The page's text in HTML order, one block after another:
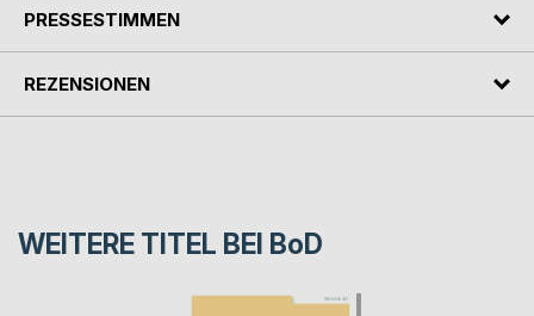
PRESSESTIMMEN
REZENSIONEN
WEITERE TITEL BEI BoD